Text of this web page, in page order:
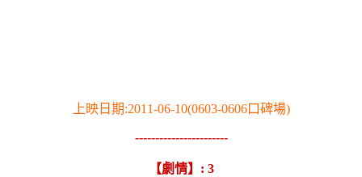
上映日期:2011-06-10(0603-0606口碑場)
-----------------------
【劇情】: 3